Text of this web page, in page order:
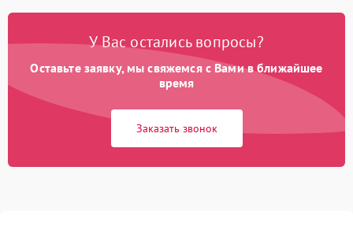
У Вас остались вопросы?
Оставьте заявку, мы свяжемся с Вами в ближайшее
время
Заказать звонок